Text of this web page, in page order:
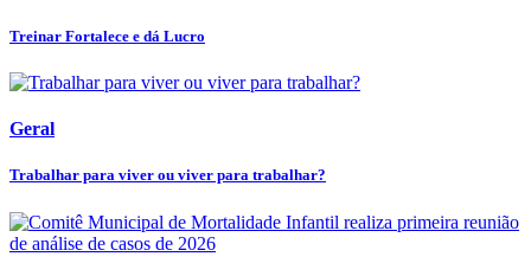
Treinar Fortalece e dá Lucro
Geral
Trabalhar para viver ou viver para trabalhar?